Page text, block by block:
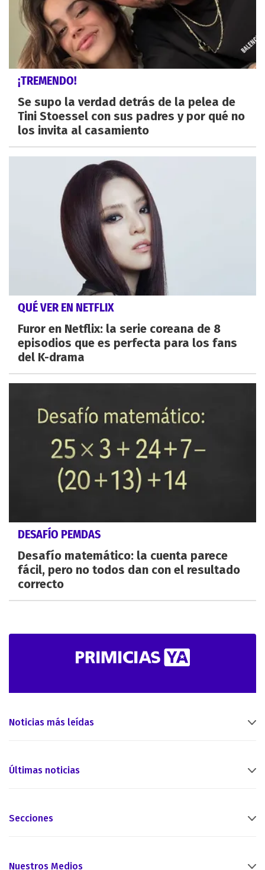
¡TREMENDO!
Se supo la verdad detrás de la pelea de
Tini Stoessel con sus padres y por qué no
los invita al casamiento
QUÉ VER EN NETFLIX
Furor en Netflix: la serie coreana de 8
episodios que es perfecta para los fans
del K-drama
DESAFÍO PEMDAS
Desafío matemático: la cuenta parece
fácil, pero no todos dan con el resultado
correcto
Noticias más leídas
Últimas noticias
Secciones
Nuestros Medios